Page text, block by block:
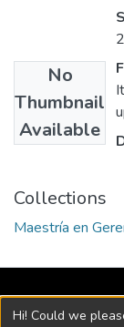
No
Thumbnail
Available
Collections
Maestría en
Universidad
Hi! Could we